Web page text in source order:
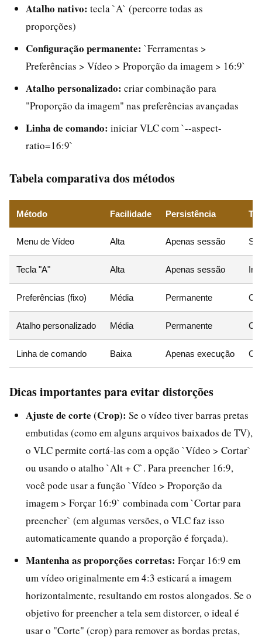
Atalho nativo: tecla `A` (percorre todas as
proporções)
Configuração permanente: `Ferramentas >
Preferências > Vídeo > Proporção da imagem > 16:9`
Atalho personalizado: criar combinação para
"Proporção da imagem" nas preferências avançadas
Linha de comando: iniciar VLC com `--aspect-
ratio=16:9`
Tabela comparativa dos métodos
Método Facilidade Persistência
Menu de Vídeo Alta Apenas sessão
Tecla "A" Alta Apenas sessão
Preferências (fixo) Média Permanente
Atalho personalizado Média Permanente
Linha de comando Baixa Apenas execução
Dicas importantes para evitar distorções
Ajuste de corte (Crop): Se o vídeo tiver barras pretas
embutidas (como em alguns arquivos baixados de TV),
o VLC permite cortá-las com a opção `Vídeo > Cortar`
ou usando o atalho `Alt + C`. Para preencher 16:9,
você pode usar a função `Vídeo > Proporção da
imagem > Forçar 16:9` combinada com `Cortar para
preencher` (em algumas versões, o VLC faz isso
automaticamente quando a proporção é forçada).
Mantenha as proporções corretas: Forçar 16:9 em
um vídeo originalmente em 4:3 esticará a imagem
horizontalmente, resultando em rostos alongados. Se o
objetivo for preencher a tela sem distorcer, o ideal é
usar o "Corte" (crop) para remover as bordas pretas,